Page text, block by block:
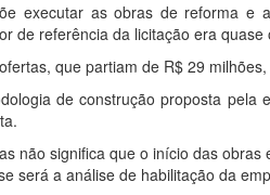
executar as obras de reforma e
de referência da licitação era
que partiam de R$ 29
de construção proposta pela
não significa que o início das obras
será a análise de habilitação da